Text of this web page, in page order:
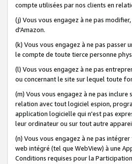
compte utilisées par nos clients en
(j) Vous vous engagez à ne pas
d'Amazon.
(k) Vous vous engagez à ne pas
le compte de toute tierce personne
(l) Vous vous engagez à ne pas
ou concernant le site sur lequel toute
(m) Vous vous engagez à ne pas
relation avec tout logiciel espion,
application logicielle qui n'est pas
leur ordinateur ou sur tout autre
(n) Vous vous engagez à ne pas
web intégré (tel que WebView) à une
Conditions requises pour la